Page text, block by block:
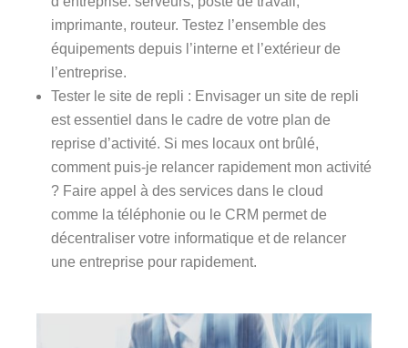
imprimante, routeur. Testez l’ensemble des
équipements depuis l’interne et l’extérieur de
l’entreprise.
Tester le site de repli : Envisager un site de repli
est essentiel dans le cadre de votre plan de
reprise d’activité. Si mes locaux ont brûlé,
comment puis-je relancer rapidement mon activité
? Faire appel à des services dans le cloud
comme la téléphonie ou le CRM permet de
décentraliser votre informatique et de relancer
une entreprise pour rapidement.